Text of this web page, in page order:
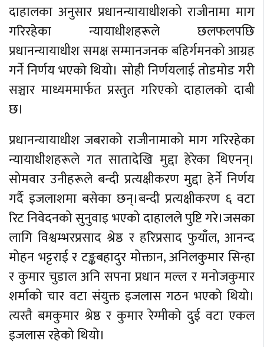
दाहालका अनुसार प्रधानन्यायाधीशको राजीनामा माग
गरिरहेका न्यायाधीशहरूले छलफलपछि
प्रधानन्यायाधीश समक्ष सम्मानजनक बहिर्गमनको आग्रह
गर्ने निर्णय भएको थियो। सोही निर्णयलाई तोडमोड गरी
सञ्चार माध्यममार्फत प्रस्तुत गरिएको दाहालको दाबी
छ।
प्रधानन्यायाधीश जबराको राजीनामाको माग गरिरहेका
न्यायाधीशहरूले गत सातादेखि मुद्दा हेरेका थिएनन्।
सोमवार उनीहरूले बन्दी प्रत्यक्षीकरण मुद्दा हेर्ने निर्णय
गर्दै इजलाशमा बसेका छन्।बन्दी प्रत्यक्षीकरण ६ वटा
रिट निवेदनको सुनुवाइ भएको दाहालले पुष्टि गरे।जसका
लागि विश्वम्भरप्रसाद श्रेष्ठ र हरिप्रसाद फुयाँल, आनन्द
मोहन भट्टराई र टङ्कबहादुर मोक्तान, अनिलकुमार सिन्हा
र कुमार चुडाल अनि सपना प्रधान मल्ल र मनोजकुमार
शर्माको चार वटा संयुक्त इजलास गठन भएको थियो।
त्यस्तै बमकुमार श्रेष्ठ र कुमार रेग्मीको दुई वटा एकल
इजलास रहेको थियो।